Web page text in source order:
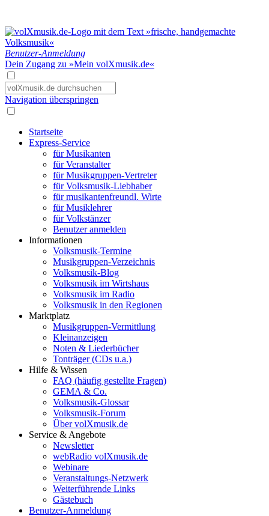
Benutzer-Anmeldung
Dein Zugang zu »Mein volXmusik.de«
Navigation überspringen
Startseite
Express-Service
für Musikanten
für Veranstalter
für Musikgruppen-Vertreter
für Volksmusik-Liebhaber
für musikantenfreundl. Wirte
für Musiklehrer
für Volkstänzer
Benutzer anmelden
Informationen
Volksmusik-Termine
Musikgruppen-Verzeichnis
Volksmusik-Blog
Volksmusik im Wirtshaus
Volksmusik im Radio
Volksmusik in den Regionen
Marktplatz
Musikgruppen-Vermittlung
Kleinanzeigen
Noten & Liederbücher
Tonträger (CDs u.a.)
Hilfe & Wissen
FAQ (häufig gestellte Fragen)
GEMA & Co.
Volksmusik-Glossar
Volksmusik-Forum
Über volXmusik.de
Service & Angebote
Newsletter
webRadio volXmusik.de
Webinare
Veranstaltungs-Netzwerk
Weiterführende Links
Gästebuch
Benutzer-Anmeldung